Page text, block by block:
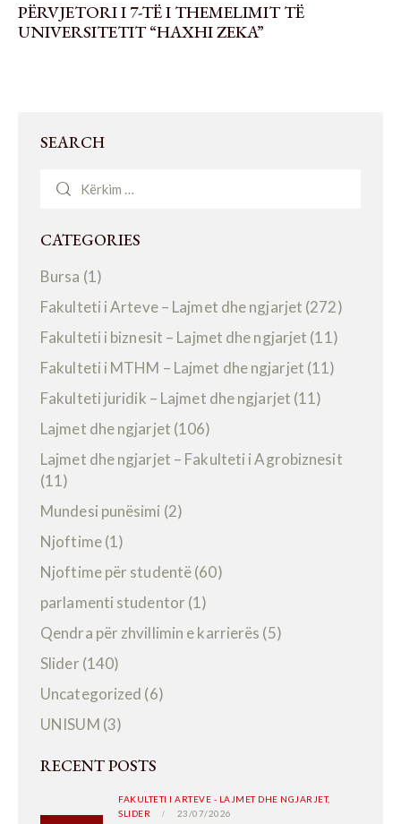
PËRVJETORI I 7-TË I THEMELIMIT TË
UNIVERSITETIT “HAXHI ZEKA”
SEARCH
CATEGORIES
Bursa (1)
Fakulteti i Arteve – Lajmet dhe ngjarjet (272)
Fakulteti i biznesit – Lajmet dhe ngjarjet (11)
Fakulteti i MTHM – Lajmet dhe ngjarjet (11)
Fakulteti juridik – Lajmet dhe ngjarjet (11)
Lajmet dhe ngjarjet (106)
Lajmet dhe ngjarjet – Fakulteti i Agrobiznesit
(11)
Mundesi punësimi (2)
Njoftime(1)
Njoftime për studentë(60)
parlamenti studentor (1)
Qendra për zhvillimin e karrierës (5)
Slider (140)
Uncategorized (6)
UNISUM (3)
RECENT POSTS
FAKULTETI I ARTEVE - LAJMET DHE NGJARJET,
SLIDER
23/07/2026